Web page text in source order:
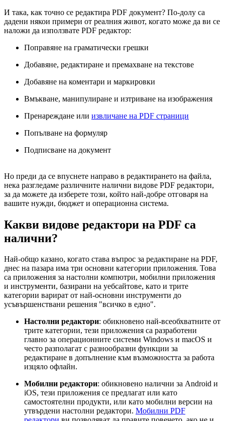
И така, как точно се редактира PDF документ? По-долу са
дадени някои примери от реалния живот, когато може да ви се
наложи да използвате PDF редактор:
Поправяне на граматически грешки
Добавяне, редактиране и премахване на текстове
Добавяне на коментари и маркировки
Вмъкване, манипулиране и изтриване на изображения
Пренареждане или извличане на PDF страници
Попълване на формуляр
Подписване на документ
Но преди да се впуснете направо в редактирането на файла,
нека разгледаме различните налични видове PDF редактори,
за да можете да изберете този, който най-добре отговаря на
вашите нужди, бюджет и операционна система.
Какви видове редактори на PDF са
налични?
Най-общо казано, когато става въпрос за редактиране на PDF,
днес на пазара има три основни категории приложения. Това
са приложения за настолни компютри, мобилни приложения
и инструменти, базирани на уебсайтове, като и трите
категории варират от най-основни инструменти до
усъвършенствани решения "всичко в едно".
Настолни редактори: обикновено най-всеобхватните от
трите категории, тези приложения са разработени
главно за операционните системи Windows и macOS и
често разполагат с разнообразни функции за
редактиране в допълнение към възможността за работа
изцяло офлайн.
Мобилни редактори: обикновено налични за Android и
iOS, тези приложения се предлагат или като
самостоятелни продукти, или като мобилни версии на
утвърдени настолни редактори. Мобилни PDF